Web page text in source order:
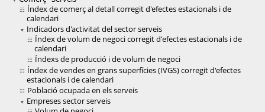
Índex de comerç al detall corregit d'efectes estacionals i de
calendari
Indicadors d'activitat del sector serveis
Índex de volum de negoci corregit d'efectes estacionals i de
calendari
Índexs de producció i de volum de negoci
Índex de vendes en grans superfícies (IVGS) corregit d'efectes
estacionals i de calendari
Població ocupada en els serveis
Empreses sector serveis